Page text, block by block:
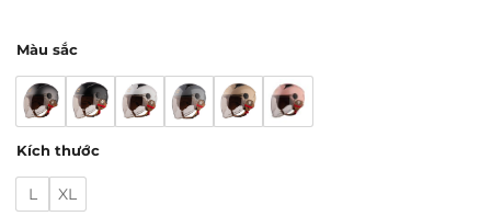
Màu sắc
Kích thước
L XL